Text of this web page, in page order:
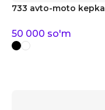
733 avto-moto kepka
50 000 so'm